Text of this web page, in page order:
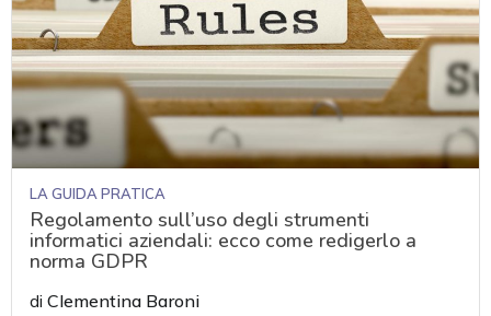
LA GUIDA PRATICA
Regolamento sull’uso degli strumenti
informatici aziendali: ecco come redigerlo a
norma GDPR
diClementina Baroni